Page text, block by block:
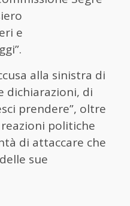
e
alla sinistra di
dichiarazioni, di
prendere”, oltre
politiche
di attaccare che
sue